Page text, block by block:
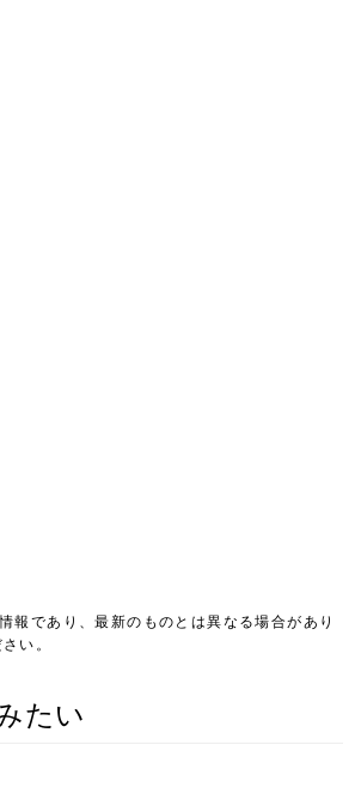
報であり、最新のものとは異なる場合があり
い。
たい